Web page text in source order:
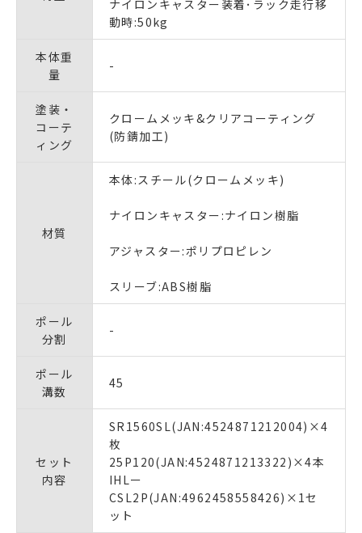
ナイロンキャスター装着･ラック走行移
動時:50kg
本体重
量
-
塗装・
コーテ
ィング
クロームメッキ&クリアコーティング
(防錆加工)
材質
本体:スチール(クロームメッキ)
ナイロンキャスター:ナイロン樹脂
アジャスター:ポリプロピレン
スリーブ:ABS樹脂
ポール
分割
-
ポール
溝数
45
セット
内容
SR1560SL(JAN:4524871212004)×4
枚
25P120(JAN:4524871213322)×4本
IHLー
CSL2P(JAN:4962458558426)×1セ
ット